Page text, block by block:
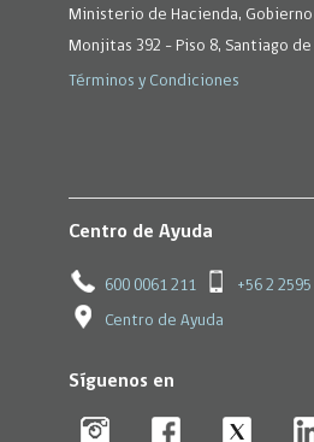
Ministerio de Hacienda,
Monjitas 392 - Piso 8, Santiago de
Términos y Condiciones
Centro de Ayuda
600 0061 211 +56 2
Centro de Ayuda
Síguenos en